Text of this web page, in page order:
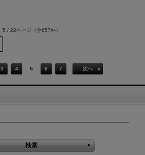
5 / 22ページ （全657件）
3 4 5 6 7 次へ